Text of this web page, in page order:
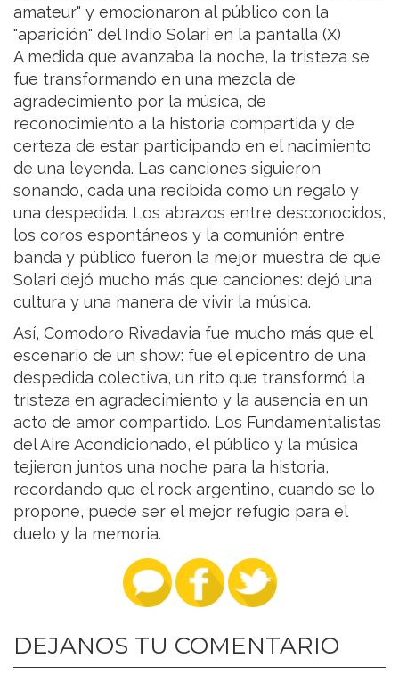
amateur" y emocionaron al público con la
"aparición" del Indio Solari en la pantalla (X)
A medida que avanzaba la noche, la tristeza se
fue transformando en una mezcla de
agradecimiento por la música, de
reconocimiento a la historia compartida y de
certeza de estar participando en el nacimiento
de una leyenda. Las canciones siguieron
sonando, cada una recibida como un regalo y
una despedida. Los abrazos entre desconocidos,
los coros espontáneos y la comunión entre
banda y público fueron la mejor muestra de que
Solari dejó mucho más que canciones: dejó una
cultura y una manera de vivir la música.
Así, Comodoro Rivadavia fue mucho más que el
escenario de un show: fue el epicentro de una
despedida colectiva, un rito que transformó la
tristeza en agradecimiento y la ausencia en un
acto de amor compartido. Los Fundamentalistas
del Aire Acondicionado, el público y la música
tejieron juntos una noche para la historia,
recordando que el rock argentino, cuando se lo
propone, puede ser el mejor refugio para el
duelo y la memoria.
DEJANOS TU COMENTARIO